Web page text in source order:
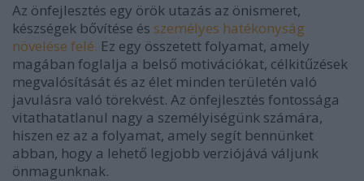
Az önfejlesztés egy örök utazás az önismeret,
készségek bővítése és személyes hatékonyság
növelése felé. Ez egy összetett folyamat, amely
magában foglalja a belső motivációkat, célkitűzések
megvalósítását és az élet minden területén való
javulásra való törekvést. Az önfejlesztés fontossága
vitathatatlanul nagy a személyiségünk számára,
hiszen ez az a folyamat, amely segít bennünket
abban, hogy a lehető legjobb verziójává váljunk
önmagunknak.